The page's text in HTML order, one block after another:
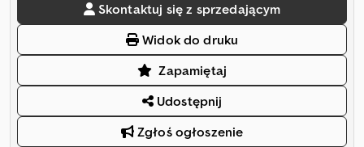
Skontaktuj się z sprzedającym
Widok do druku
Zapamiętaj
Udostępnij
Zgłoś ogłoszenie